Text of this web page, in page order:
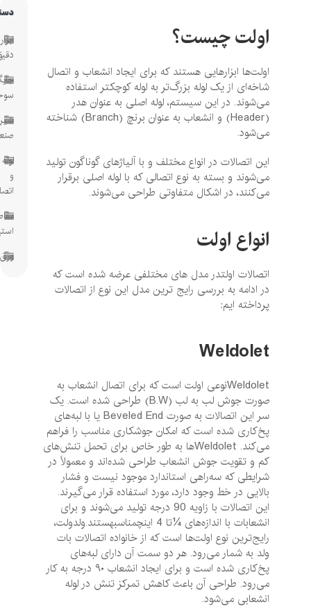
اولت چیست؟
اولت‌ها ابزارهایی هستند که برای ایجاد انشعاب و اتصال
شاخه‌ای از یک لوله بزرگ‌تر به لوله کوچکتر استفاده
می‌شوند. در این سیستم، لوله اصلی به عنوان هدر
(Header) و انشعاب به عنوان برنچ (Branch) شناخته
می‌شود.
این اتصالات در انواع مختلف و با آلیاژهای گوناگون تولید
می‌شوند و بسته به نوع اتصالی که با لوله اصلی برقرار
می‌کنند، در اشکال متفاوتی طراحی می‌شوند.
انواع اولت
اتصالات اولتدر مدل های مختلفی عرضه شده است که
در ادامه به بررسی رایج ترین مدل این نوع از اتصالات
پرداخته ایم:
Weldolet
Weldoletنوعی اولت است که برای اتصال انشعاب به
صورت جوش لب به لب (B.W) طراحی شده است. یک
سر این اتصالات به صورت Beveled End یا با لبه‌های
پخ‌کاری شده است که امکان جوشکاری مناسب را فراهم
می‌کند. Weldolet‌ها به طور خاص برای تحمل تنش‌های
کم و تقویت جوش انشعاب طراحی شده‌اند و معمولاً در
شرایطی که سه‌راهی استاندارد موجود نیست و فشار
بالایی در خط وجود دارد، مورد استفاده قرار می‌گیرند.
این اتصالات با زاویه 90 درجه تولید می‌شوند و برای
انشعابات با اندازه‌های ¼تا 4 اینچمناسبهستند.ولدولت،
رایج‌ترین نوع اولت‌ها است که از خانواده اتصالات بات
ولد به شمار می‌رود. هر دو سمت آن دارای لبه‌های
پخ‌کاری شده است و برای ایجاد انشعاب ۹۰ درجه به کار
می‌رود. طراحی آن باعث کاهش تمرکز تنش در لوله
انشعابی می‌شود.
دسته‌ها
شیرآلات